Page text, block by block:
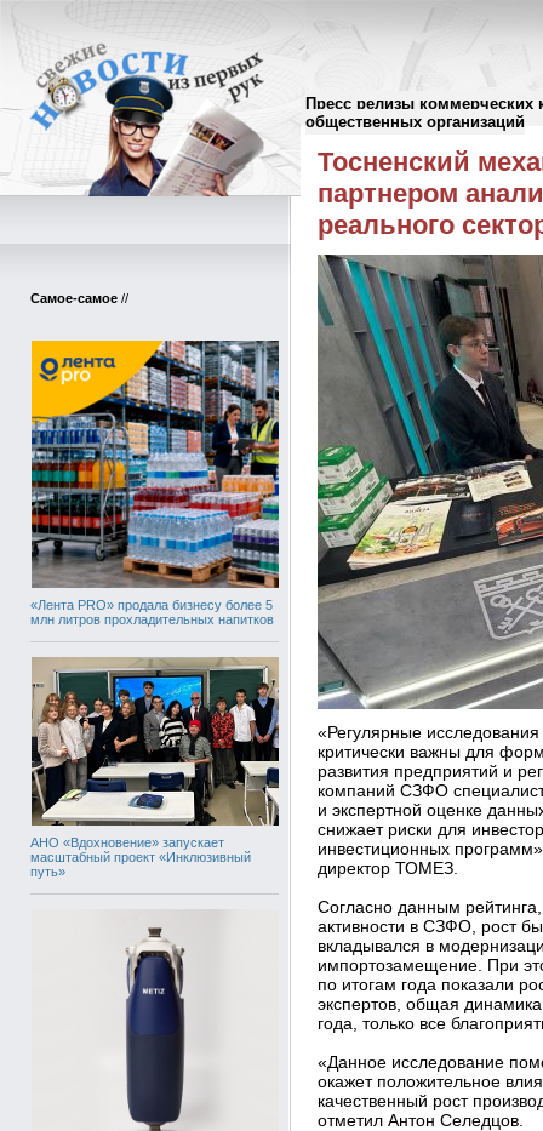
Пресс релизы коммерческих
общественных организаций
Самое-самое //
«Лента PRO» продала бизнесу более 5
млн литров прохладительных напитков
АНО «Вдохновение» запускает
масштабный проект «Инклюзивный
путь»
Пресс-релизы//
Тосненский
партнером
реального
«Регулярные
критически важны для
развития предприятий и
компаний СЗФО
и экспертной оценке
снижает риски для
инвестиционных
директор ТОМЕЗ.
Согласно данным
активности в СЗФО, рост
вкладывался в
импортозамещение. При
по итогам года показали
экспертов, общая
года, только все
«Данное исследование
окажет положительное
качественный рост
отметил Антон Селедцов.